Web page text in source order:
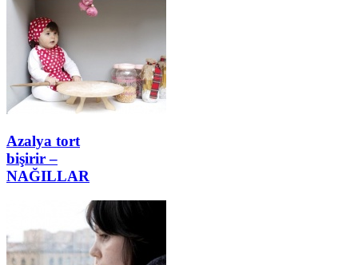
Azalya tort
bişirir –
NAĞILLAR